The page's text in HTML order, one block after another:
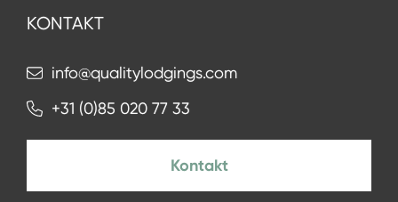
KONTAKT
info@qualitylodgings.com
+31 (0)85 020 77 33
Kontakt